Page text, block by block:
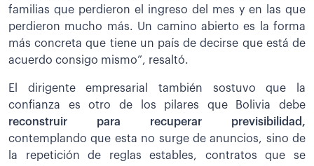
familias que perdieron el ingreso del mes y en las que
perdieron mucho más. Un camino abierto es la forma
más concreta que tiene un país de decirse que está de
acuerdo consigo mismo”, resaltó.
El dirigente empresarial también sostuvo que la
confianza es otro de los pilares que Bolivia debe
reconstruir para recuperar previsibilidad,
contemplando que esta no surge de anuncios, sino de
la repetición de reglas estables, contratos que se